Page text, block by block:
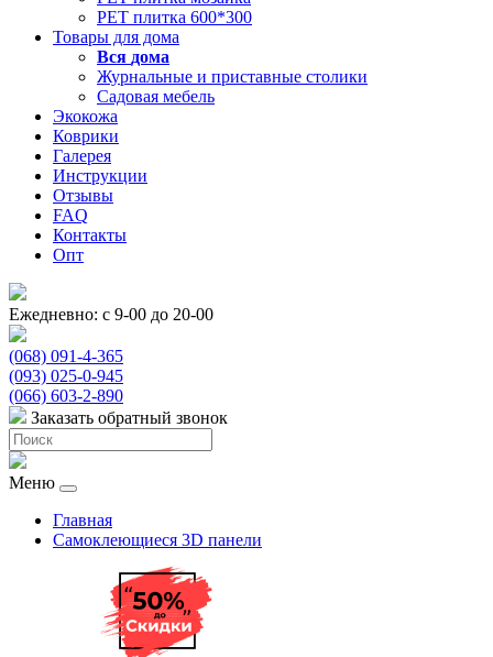
РЕТ плитка 600*300
Товары для дома
Вся дома
Журнальные и приставные столики
Садовая мебель
Экокожа
Коврики
Галерея
Инструкции
Отзывы
FAQ
Контакты
Опт
Ежедневно: с 9-00 до 20-00
(068) 091-4-365
(093) 025-0-945
(066) 603-2-890
Заказать обратный звонок
Меню
Главная
Самоклеющиеся 3D панели